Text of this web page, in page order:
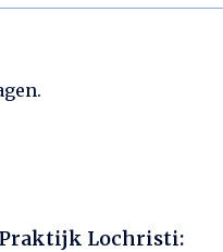
Praktijk Lochristi: